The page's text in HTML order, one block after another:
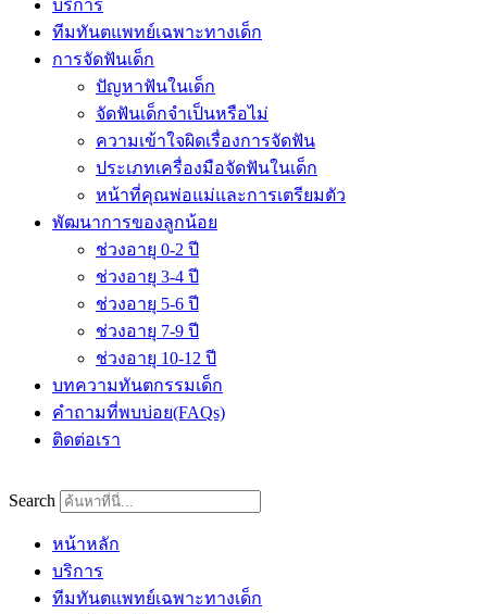
บริการ
ทีมทันตแพทย์เฉพาะทางเด็ก
การจัดฟันเด็ก
ปัญหาฟันในเด็ก
จัดฟันเด็กจำเป็นหรือไม่
ความเข้าใจผิดเรื่องการจัดฟัน
ประเภทเครื่องมือจัดฟันในเด็ก
หน้าที่คุณพ่อแม่และการเตรียมตัว
พัฒนาการของลูกน้อย
ช่วงอายุ 0-2 ปี
ช่วงอายุ 3-4 ปี
ช่วงอายุ 5-6 ปี
ช่วงอายุ 7-9 ปี
ช่วงอายุ 10-12 ปี
บทความทันตกรรมเด็ก
คำถามที่พบบ่อย(FAQs)
ติดต่อเรา
Search
หน้าหลัก
บริการ
ทีมทันตแพทย์เฉพาะทางเด็ก